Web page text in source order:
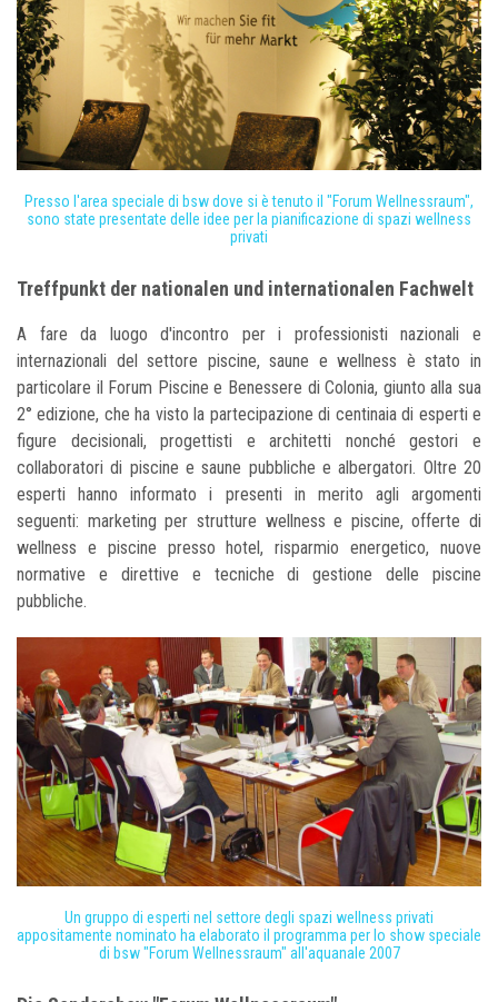
Presso l'area speciale di bsw dove si è tenuto il "Forum Wellnessraum",
sono state presentate delle idee per la pianificazione di spazi wellness
privati
Treffpunkt der nationalen und internationalen Fachwelt
A fare da luogo d'incontro per i professionisti nazionali e
internazionali del settore piscine, saune e wellness è stato in
particolare il Forum Piscine e Benessere di Colonia, giunto alla sua
2° edizione, che ha visto la partecipazione di centinaia di esperti e
figure decisionali, progettisti e architetti nonché gestori e
collaboratori di piscine e saune pubbliche e albergatori. Oltre 20
esperti hanno informato i presenti in merito agli argomenti
seguenti: marketing per strutture wellness e piscine, offerte di
wellness e piscine presso hotel, risparmio energetico, nuove
normative e direttive e tecniche di gestione delle piscine
pubbliche.
Un gruppo di esperti nel settore degli spazi wellness privati
appositamente nominato ha elaborato il programma per lo show speciale
di bsw "Forum Wellnessraum" all'aquanale 2007